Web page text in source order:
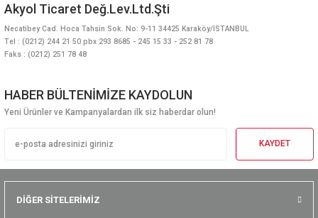
Akyol Ticaret Değ.Lev.Ltd.Şti
Necatibey Cad. Hoca Tahsin Sok. No: 9-11 34425 Karaköy/İSTANBUL
Tel : (0212) 244 21 50 pbx 293 8685 - 245 15 33 - 252 81 78
Faks : (0212) 251 78 48
HABER BÜLTENİMİZE KAYDOLUN
Yeni Ürünler ve Kampanyalardan ilk siz haberdar olun!
KAYDET
DİĞER SİTELERİMİZ